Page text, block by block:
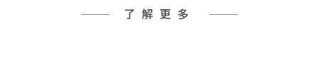
了解更多